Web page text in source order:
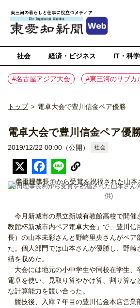
社会 経済・ビジネス IT・科学
#名古屋アジア大会 #東三河のサブカ
トップ > 電卓大会で豊川信金ペア優勝
電卓大会で豊川信金ペア優
2019/12/22 00:00（公開） 社会
半田理事長㊥から受賞を祝福された山本さん
供)
今月新城市の県立新城有教館高校で開催
教館杯新城市内ペア電卓大会」で、豊川信
長）の山本未彩さんと野崎里央さんがペア
た。個人部門では山本さんが優勝し、野崎
績を収めた。
大会には地元の小中学生や同校在学生、
電卓を使い、見取り算やかけ算、割り算な
な計算能力を競い合った。
競技後、入庫７年目の豊川信金本店営業